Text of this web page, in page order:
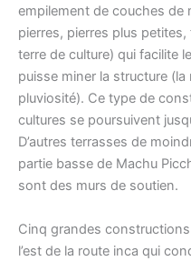
empilement de couches de
pierres, pierres plus
terre de culture) qui facilite
puisse miner la structure
pluviosité). Ce type de
cultures se poursuivent
D’autres terrasses de
partie basse de Machu
sont des murs de soutien.
Cinq grandes
l’est de la route inca qui